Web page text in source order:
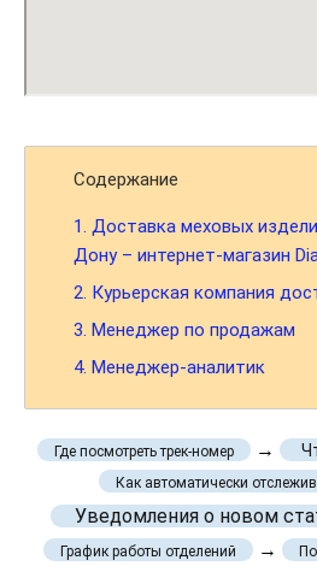
Содержание
1. Доставка меховых
Дону – интернет-магазин
2. Курьерская компания
3. Менеджер по продажам
4. Менеджер-аналитик
Где посмотреть трек-номер →
Как автоматически
Уведомления о новом
График работы отделений →